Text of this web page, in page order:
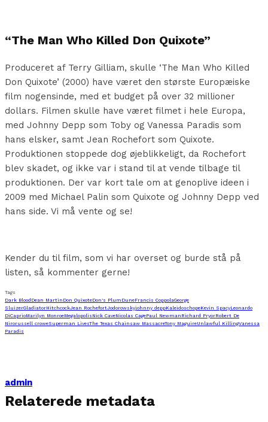
“The Man Who Killed Don Quixote”
Produceret af Terry Gilliam, skulle ‘The Man Who Killed
Don Quixote’ (2000) have været den største Europæiske
film nogensinde, med et budget på over 32 millioner
dollars. Filmen skulle have været filmet i hele Europa,
med Johnny Depp som Toby og Vanessa Paradis som
hans elsker, samt Jean Rochefort som Quixote.
Produktionen stoppede dog øjeblikkeligt, da Rochefort
blev skadet, og ikke var i stand til at vende tilbage til
produktionen. Der var kort tale om at genoplive ideen i
2009 med Michael Palin som Quixote og Johnny Depp ved
hans side. Vi må vente og se!
Kender du til film, som vi har overset og burde stå på
listen, så kommenter gerne!
Tags
Dark Blood Dean Martin Don QuixoteDon's Plum DuneFrancis CoppolaGeorge
SluizerGladiatorHitchcockJean RochefortJodorowskyjohnny deppKaleidoschopeKevin SpacyLeonardo
DiCaprioMarilyn MonroeMegalopolis Nick CaveNicolas CagePaul Newman Richard PryorRobert De
Nirorussell croweSuperman LivesThe Texas Chainsaw MassacreTony MaguireUnlawful KillingVanessa
Paradis
admin
Relaterede metadata